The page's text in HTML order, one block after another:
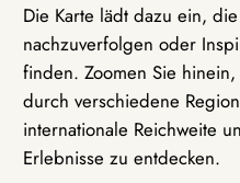
Die Karte lädt dazu ein,
nachzuverfolgen oder
finden. Zoomen Sie
durch verschiedene
internationale Reichweite
Erlebnisse zu entdecken.